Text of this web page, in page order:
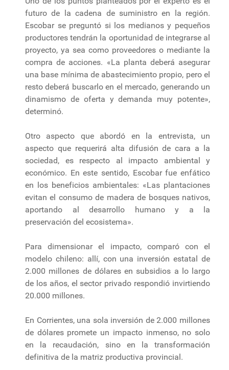
futuro de la cadena de suministro en la región.
Escobar se preguntó si los medianos y pequeños
productores tendrán la oportunidad de integrarse al
proyecto, ya sea como proveedores o mediante la
compra de acciones. «La planta deberá asegurar
una base mínima de abastecimiento propio, pero el
resto deberá buscarlo en el mercado, generando un
dinamismo de oferta y demanda muy potente»,
determinó.
Otro aspecto que abordó en la entrevista, un
aspecto que requerirá alta difusión de cara a la
sociedad, es respecto al impacto ambiental y
económico. En este sentido, Escobar fue enfático
en los beneficios ambientales: «Las plantaciones
evitan el consumo de madera de bosques nativos,
aportando al desarrollo humano y a la
preservación del ecosistema».
Para dimensionar el impacto, comparó con el
modelo chileno: allí, con una inversión estatal de
2.000 millones de dólares en subsidios a lo largo
de los años, el sector privado respondió invirtiendo
20.000 millones.
En Corrientes, una sola inversión de 2.000 millones
de dólares promete un impacto inmenso, no solo
en la recaudación, sino en la transformación
definitiva de la matriz productiva provincial.